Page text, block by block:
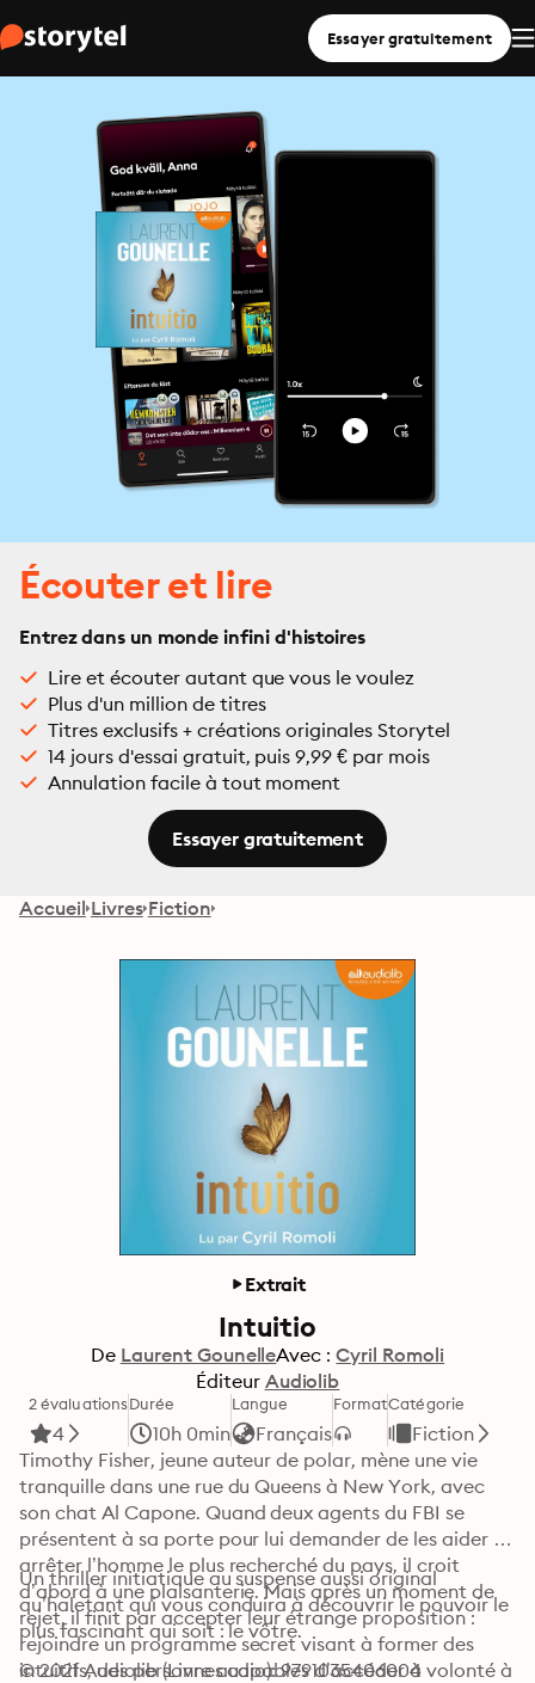
Essayer gratuitement
Écouter et lire
Entrez dans un monde infini d'histoires
Lire et écouter autant que vous le voulez
Plus d'un million de titres
Titres exclusifs + créations originales Storytel
14 jours d'essai gratuit, puis 9,99 € par mois
Annulation facile à tout moment
Essayer gratuitement
Accueil Livres Fiction
Extrait
Intuitio
De Laurent GounelleAvec : Cyril Romoli
Éditeur Audiolib
2 évaluations
4
Durée
10h 0min
Langue
Français
FormatCatégorie
Fiction
Timothy Fisher, jeune auteur de polar, mène une vie
tranquille dans une rue du Queens à New York, avec
son chat Al Capone. Quand deux agents du FBI se
présentent à sa porte pour lui demander de les aider à
arrêter l’homme le plus recherché du pays, il croit
d’abord à une plaisanterie. Mais après un moment de
rejet, il finit par accepter leur étrange proposition :
rejoindre un programme secret visant à former des
intuitifs, des personnes capables d’accéder à volonté à
Un thriller initiatique au suspense aussi original
qu’haletant qui vous conduira à découvrir le pouvoir le
plus fascinant qui soit : le vôtre.
© 2021 Audiolib (Livre audio): 9791035406004